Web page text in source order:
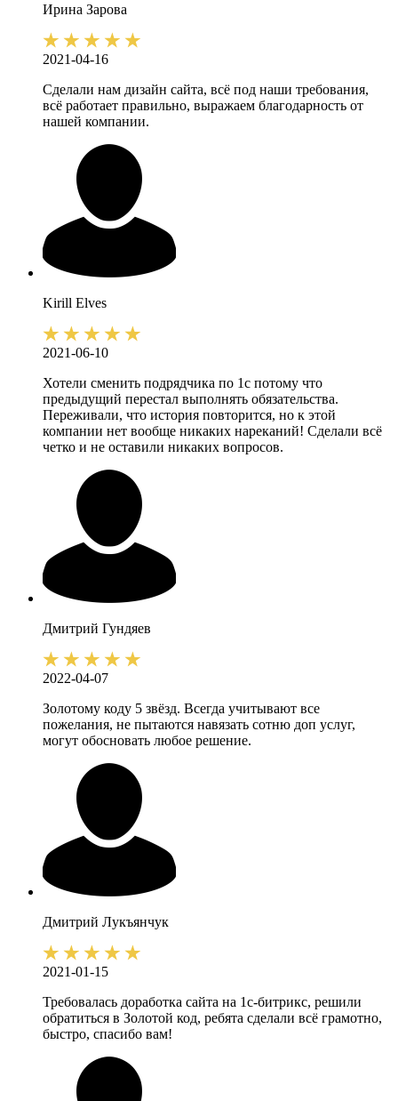
Ирина Зарова
2021-04-16
Сделали нам дизайн сайта, всё под наши требования,
всё работает правильно, выражаем благодарность от
нашей компании.
Kirill Elves
2021-06-10
Хотели сменить подрядчика по 1с потому что
предыдущий перестал выполнять обязательства.
Переживали, что история повторится, но к этой
компании нет вообще никаких нареканий! Сделали всё
четко и не оставили никаких вопросов.
Дмитрий Гундяев
2022-04-07
Золотому коду 5 звёзд. Всегда учитывают все
пожелания, не пытаются навязать сотню доп услуг,
могут обосновать любое решение.
Дмитрий Лукъянчук
2021-01-15
Требовалась доработка сайта на 1с-битрикс, решили
обратиться в Золотой код, ребята сделали всё грамотно,
быстро, спасибо вам!